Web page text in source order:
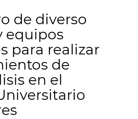
de diverso
equipos
para realizar
de
en el